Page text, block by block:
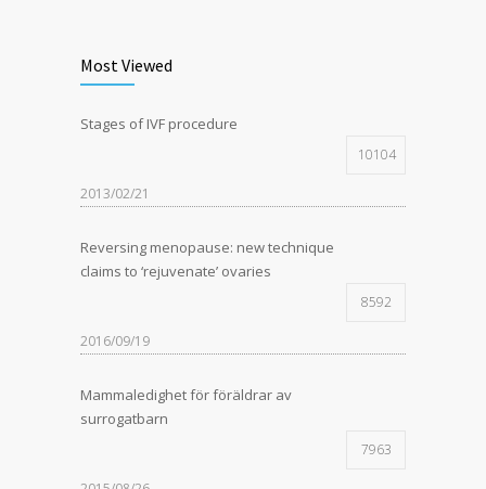
Most Viewed
Stages of IVF procedure
10104
2013/02/21
Reversing menopause: new technique
claims to ‘rejuvenate’ ovaries
8592
2016/09/19
Mammaledighet för föräldrar av
surrogatbarn
7963